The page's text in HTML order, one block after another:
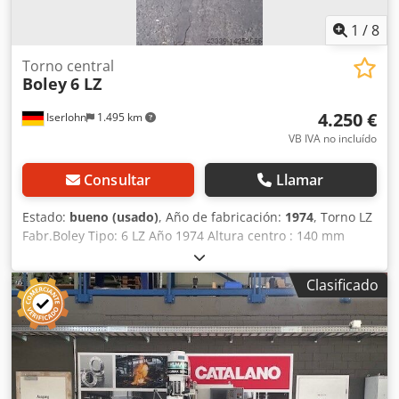
rectificado 2x enchufes de 220V en uso *
1 /8
Iserlohn 1.495 km
Torno central
Boley6 LZ
4.250 €
VB IVA no incluído
Consultar Llamar
Estado: bueno (usado), Año de fabricación: 1974, Torno LZ
Fabr.Boley Tipo: 6 LZ Año 1974 Altura centro : 140 mm
Distancia entre ejes : 500 mm velocidad del husillo : 28-
3550 rpm Dcodeqw U Uwjpfx Ak Hsk diámetro del husillo :
32 mm Dispositivo de pinza de sujeción, mandril de 3
mordazas, portaherramientas de cambio rápido Parat .
Documentación de la máquina disponible, la máquina
puede ser demostrada bajo poder.
Clasificado